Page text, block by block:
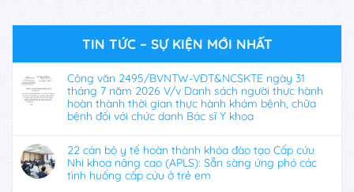
TIN TỨC – SỰ KIỆN MỚI NHẤT
Công văn 2495/BVNTW-VĐT&NCSKTE ngày 31
tháng 7 năm 2026 V/v Danh sách người thực hành
hoàn thành thời gian thực hành khám bệnh, chữa
bệnh đối với chức danh Bác sĩ Y khoa
22 cán bộ y tế hoàn thành khóa đào tạo Cấp cứu
Nhi khoa nâng cao (APLS): Sẵn sàng ứng phó các
tình huống cấp cứu ở trẻ em